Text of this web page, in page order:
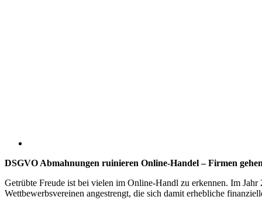
DSGVO Abmahnungen ruinieren Online-Handel – Firmen
Getrübte Freude ist bei vielen im Online-Handl zu erkennen. Im
Wettbewerbsvereinen angestrengt, die sich damit erhebliche